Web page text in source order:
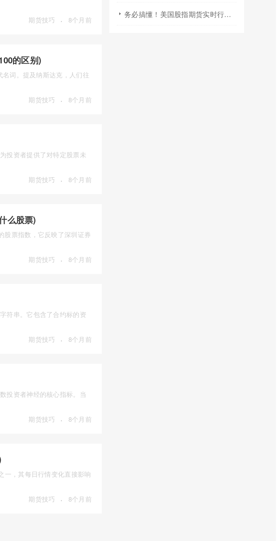
期货技巧
· 8个月前
的区别)
词。提及纳斯达克，人们往
期货技巧
· 8个月前
投资者提供了对特定股票未
期货技巧
· 8个月前
么股票)
股票指数，它反映了深圳证券
期货技巧
· 8个月前
符串。它包含了合约标的资
期货技巧
· 8个月前
投资者神经的核心指标。当
期货技巧
· 8个月前
一，其每日行情变化直接影响
期货技巧
· 8个月前
务必搞懂！美国股指期货实时行情：纳斯达克指数的深度解析